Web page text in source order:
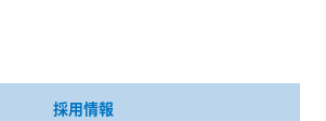
採用情報